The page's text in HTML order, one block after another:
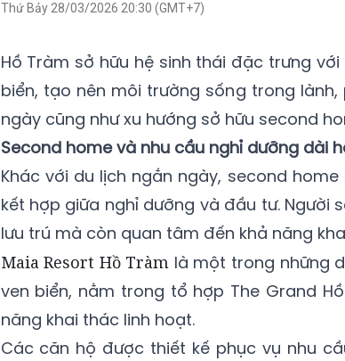
Thứ Bảy 28/03/2026 20:30 (GMT+7)
Hồ Tràm sở hữu hệ sinh thái đặc trưng
biển, tạo nên môi trường sống trong
ngày cũng như xu hướng sở hữu second
Second home và nhu cầu nghỉ dưỡng dài
Khác với du lịch ngắn ngày, second
kết hợp giữa nghỉ dưỡng và đầu tư. Người
lưu trú mà còn quan tâm đến khả năng
Maia Resort Hồ Tràm là một trong những
ven biển, nằm trong tổ hợp The Grand
năng khai thác linh hoạt.
Các căn hộ được thiết kế phục vụ nhu